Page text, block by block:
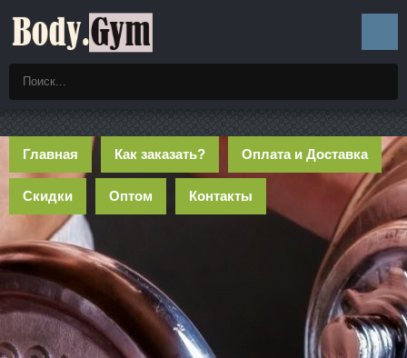
Главная Как заказать? Оплата и Доставка
Скидки Оптом Контакты